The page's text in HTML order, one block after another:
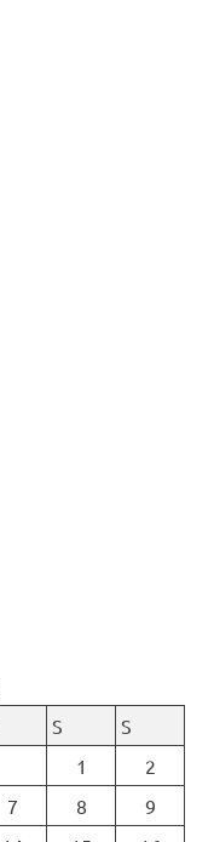
S
S
1
2
7 8
9